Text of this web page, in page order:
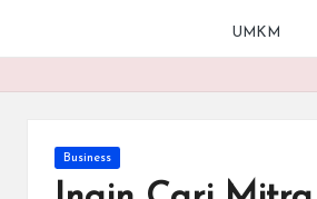
G
Indonesia.
Bersama
UMKM
Posted
in
Business